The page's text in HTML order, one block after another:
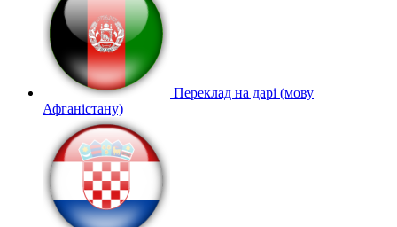
Переклад на дарі (мову
Афганістану)